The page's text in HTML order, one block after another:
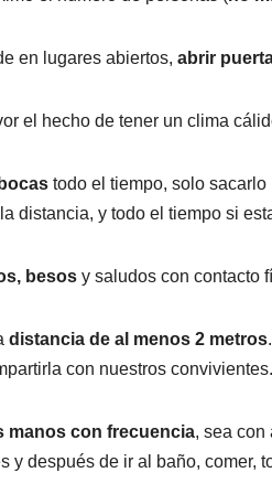
en lugares abiertos, abrir
el hecho de tener un clima
todo el tiempo, solo
distancia, y todo el tiempo si
besos y saludos con contacto
distancia de al menos 2 metros
con nuestros convivientes.
manos con frecuencia, sea con
y después de ir al baño, comer,